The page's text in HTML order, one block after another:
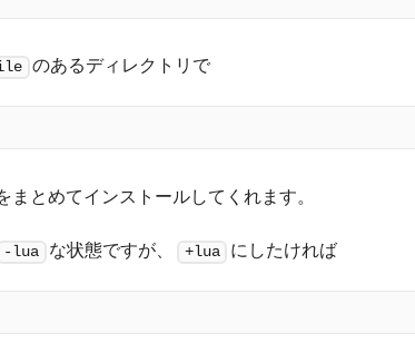
のあるディレクトリで
とめてインストールしてくれます。
-lua な状態ですが、 +lua にしたければ